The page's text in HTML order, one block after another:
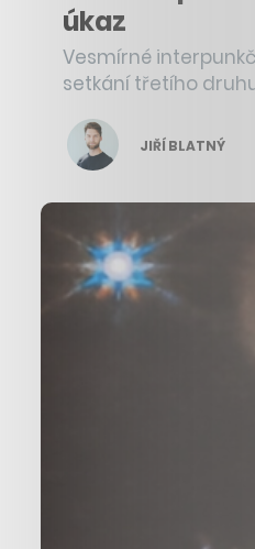
úkaz
Vesmírné
setkání třetího
JIŘÍ BLATNÝ